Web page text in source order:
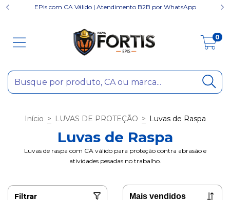
EPIs com CA Válido | Atendimento B2B por WhatsApp
0
Início > LUVAS DE PROTEÇÃO > Luvas de Raspa
Luvas de Raspa
Luvas de raspa com CA válido para proteção contra abrasão e
atividades pesadas no trabalho.
Filtrar